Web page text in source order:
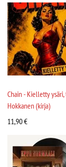
Chain - Kielletty ysäri,
Hokkanen (kirja)
11,90€